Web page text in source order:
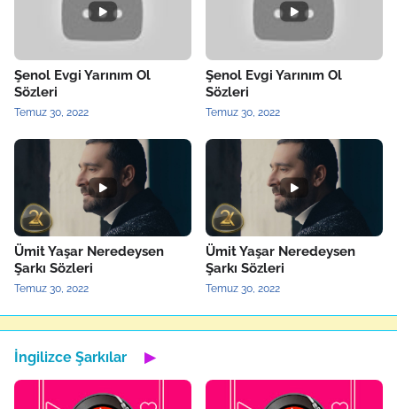
Şenol Evgi Yarınım Ol
Sözleri
Temuz 30, 2022
Şenol Evgi Yarınım Ol
Sözleri
Temuz 30, 2022
Ümit Yaşar Neredeysen
Şarkı Sözleri
Temuz 30, 2022
Ümit Yaşar Neredeysen
Şarkı Sözleri
Temuz 30, 2022
İngilizce Şarkılar ▶